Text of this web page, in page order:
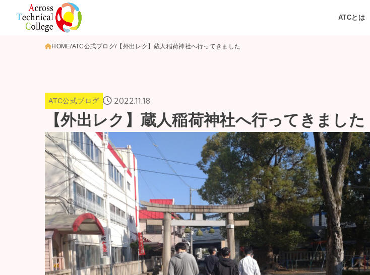
ATCとは
HOME ATC公式ブログ 【外出レク】蔵人稲荷神社へ行ってきました
ATC公式ブログ 2022.11.18
【外出レク】蔵人稲荷神社へ行ってきました